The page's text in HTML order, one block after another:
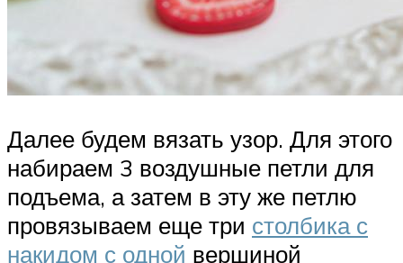
Далее будем вязать узор. Для этого
набираем 3 воздушные петли для
подъема, а затем в эту же петлю
провязываем еще три столбика с
накидом с одной вершиной